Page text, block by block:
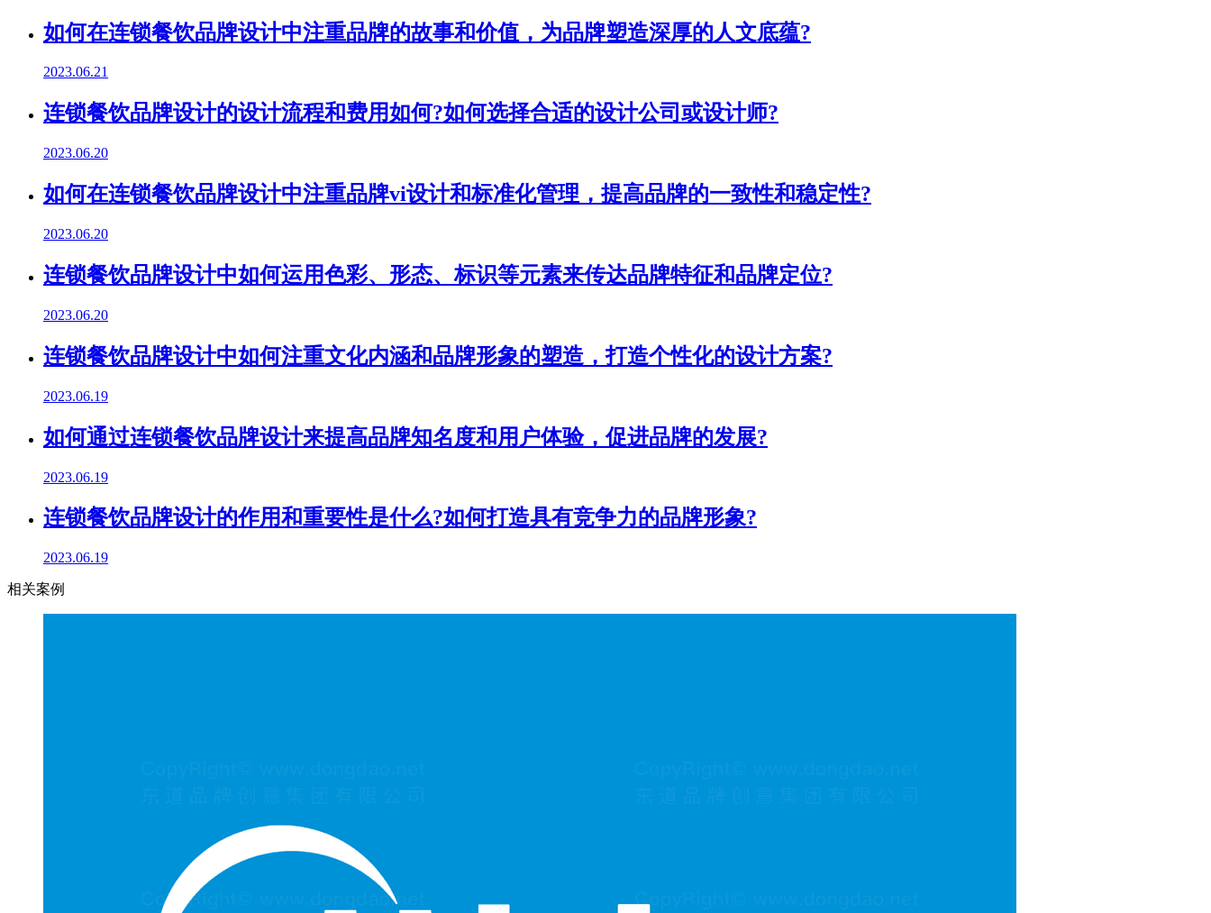
如何在连锁餐饮品牌设计中注重品牌的故事和价值，为品牌塑造深厚的人文底蕴?
2023.06.21
连锁餐饮品牌设计的设计流程和费用如何?如何选择合适的设计公司或设计师?
2023.06.20
如何在连锁餐饮品牌设计中注重品牌vi设计和标准化管理，提高品牌的一致性和稳定性?
2023.06.20
连锁餐饮品牌设计中如何运用色彩、形态、标识等元素来传达品牌特征和品牌定位?
2023.06.20
连锁餐饮品牌设计中如何注重文化内涵和品牌形象的塑造，打造个性化的设计方案?
2023.06.19
如何通过连锁餐饮品牌设计来提高品牌知名度和用户体验，促进品牌的发展?
2023.06.19
连锁餐饮品牌设计的作用和重要性是什么?如何打造具有竞争力的品牌形象?
2023.06.19
相关案例